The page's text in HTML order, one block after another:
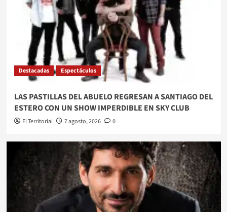
Destacadas Espectáculos
LAS PASTILLAS DEL ABUELO REGRESAN A SANTIAGO DEL
ESTERO CON UN SHOW IMPERDIBLE EN SKY CLUB
El Territorial 7 agosto, 2026 0